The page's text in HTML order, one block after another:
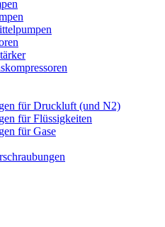
für Druckluft (und N2)
für Flüssigkeiten
für Gase